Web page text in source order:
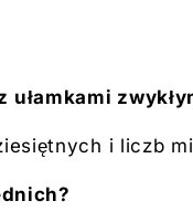
i liczb